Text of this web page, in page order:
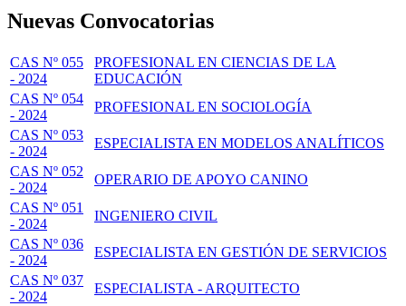
Nuevas Convocatorias
CAS Nº 055
- 2024
PROFESIONAL EN CIENCIAS DE LA
EDUCACIÓN
CAS Nº 054
- 2024
PROFESIONAL EN SOCIOLOGÍA
CAS Nº 053
- 2024
ESPECIALISTA EN MODELOS ANALÍTICOS
CAS Nº 052
- 2024
OPERARIO DE APOYO CANINO
CAS Nº 051
- 2024
INGENIERO CIVIL
CAS Nº 036
- 2024
ESPECIALISTA EN GESTIÓN DE SERVICIOS
CAS Nº 037
- 2024
ESPECIALISTA - ARQUITECTO